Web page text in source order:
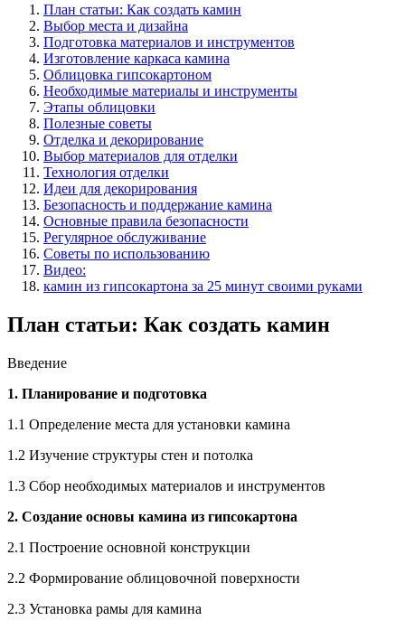
План статьи: Как создать камин
Выбор места и дизайна
Подготовка материалов и инструментов
Изготовление каркаса камина
Облицовка гипсокартоном
Необходимые материалы и инструменты
Этапы облицовки
Полезные советы
Отделка и декорирование
Выбор материалов для отделки
Технология отделки
Идеи для декорирования
Безопасность и поддержание камина
Основные правила безопасности
Регулярное обслуживание
Советы по использованию
Видео:
камин из гипсокартона за 25 минут своими руками
План статьи: Как создать камин
Введение
1. Планирование и подготовка
1.1 Определение места для установки камина
1.2 Изучение структуры стен и потолка
1.3 Сбор необходимых материалов и инструментов
2. Создание основы камина из гипсокартона
2.1 Построение основной конструкции
2.2 Формирование облицовочной поверхности
2.3 Установка рамы для камина